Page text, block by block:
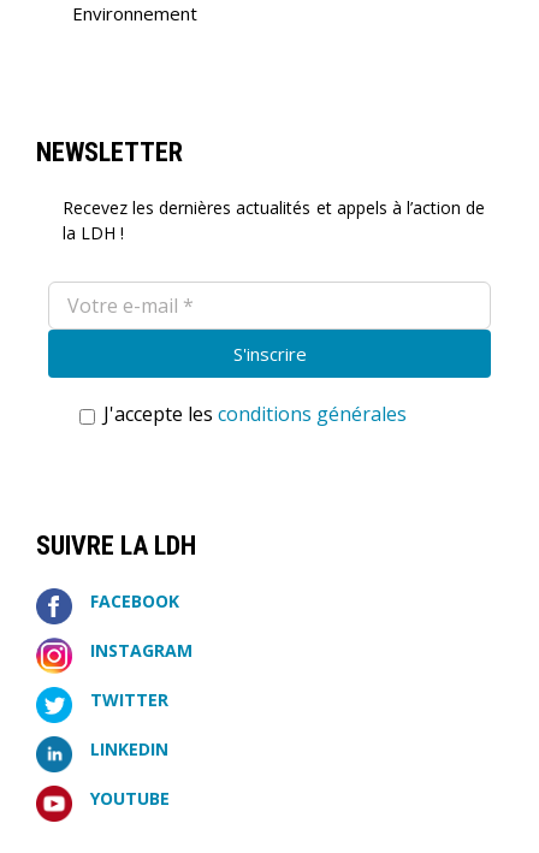
Environnement
NEWSLETTER
Recevez les dernières actualités et appels à l’action de
la LDH !
J'accepte les conditions générales
SUIVRE LA LDH
FACEBOOK
INSTAGRAM
TWITTER
LINKEDIN
YOUTUBE